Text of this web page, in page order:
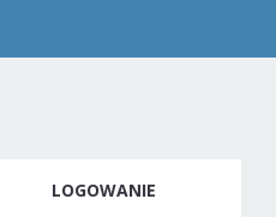
LOGOWANIE